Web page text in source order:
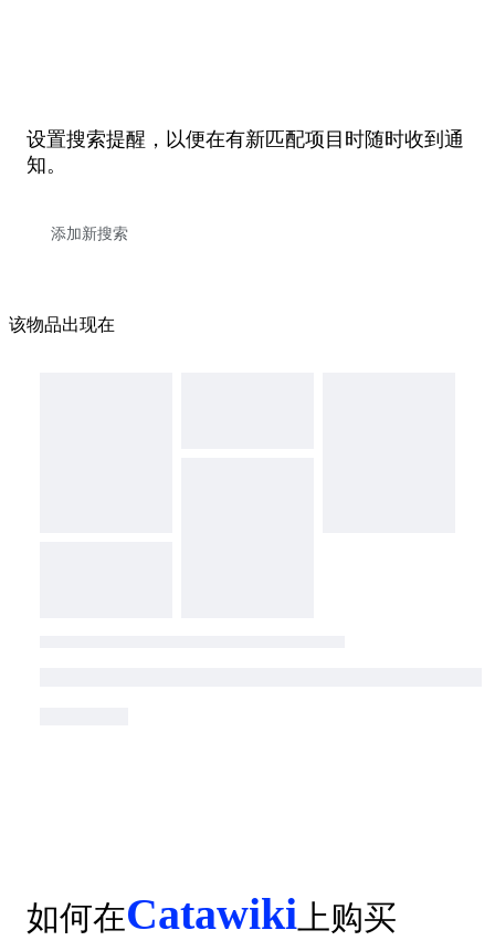
设置搜索提醒，以便在有新匹配项目时随时收到通
知。
该物品出现在
如何在Catawiki 上购买